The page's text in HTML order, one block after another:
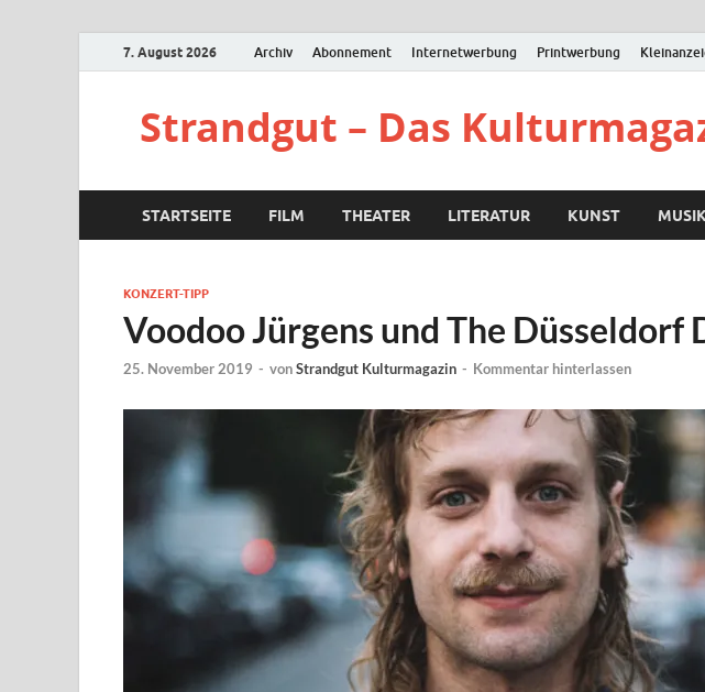
7. August 2026 Archiv Abonnement Internetwerbung Printwerbung
Strandgut – Das
STARTSEITE FILM THEATER LITERATUR KUNST MUSIK
KONZERT-TIPP
Voodoo Jürgens und The Düsseldorf
25. November 2019 - vonStrandgut Kulturmagazin - Kommentar hinterlassen